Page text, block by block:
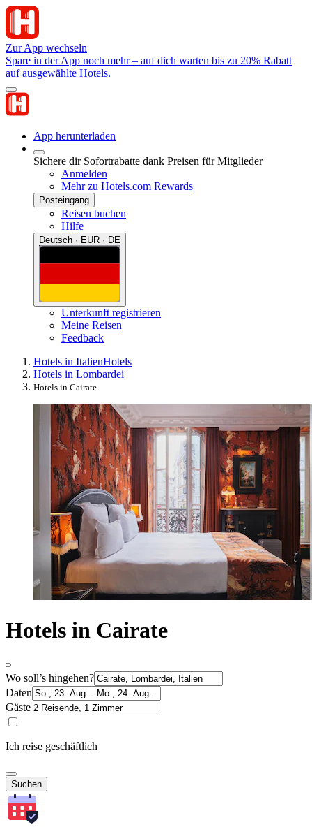
Zur App wechseln
Spare in der App noch mehr – auf dich warten bis zu 20% Rabatt
auf ausgewählte Hotels.
App herunterladen
Sichere dir Sofortrabatte dank Preisen für Mitglieder
Anmelden
Mehr zu Hotels.com Rewards
Posteingang
Reisen buchen
Hilfe
Deutsch · EUR · DE
Unterkunft registrieren
Meine Reisen
Feedback
Hotels in ItalienHotels
Hotels in Lombardei
Hotels in Cairate
Hotels in Cairate
Wo soll’s hingehen?
Daten
Gäste
Ich reise geschäftlich
Suchen